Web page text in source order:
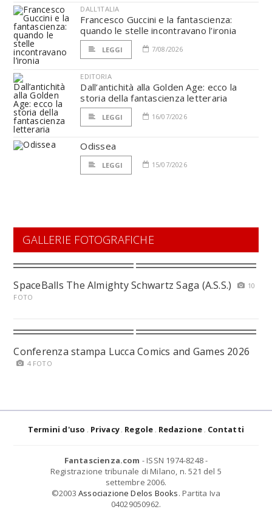
DALL'ITALIA
Francesco Guccini e la fantascienza:
quando le stelle incontravano l’ironia
LEGGI 7/08/2026
EDITORIA
Dall’antichità alla Golden Age: ecco la
storia della fantascienza letteraria
LEGGI 16/07/2026
Odissea
LEGGI 15/07/2026
GALLERIE FOTOGRAFICHE
SpaceBalls The Almighty Schwartz Saga (A.S.S.)
10
FOTO
Conferenza stampa Lucca Comics and Games 2026
4 FOTO
Termini d'uso Privacy Regole Redazione Contatti
Fantascienza.com - ISSN 1974-8248 -
Registrazione tribunale di Milano, n. 521 del 5
settembre 2006.
©2003 Associazione Delos Books. Partita Iva
04029050962.